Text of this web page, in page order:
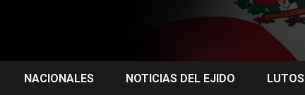
NACIONALES NOTICIAS DEL EJIDO LUTOS